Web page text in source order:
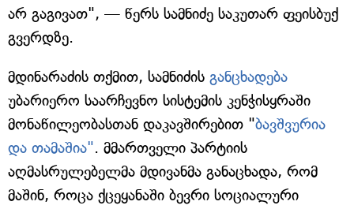
არ გაგივათ", — წერს სამნიძე საკუთარ ფეისბუქ
გვერდზე.
მდინარაძის თქმით, სამნიძის განცხადება
უბარიერო საარჩევნო სისტემის კენჭისყრაში
მონაწილეობასთან დაკავშირებით "ბავშვურია
და თამაშია". მმართველი პარტიის
აღმასრულებელმა მდივანმა განაცხადა, რომ
მაშინ, როცა ქცეყანაში ბევრი სოციალური